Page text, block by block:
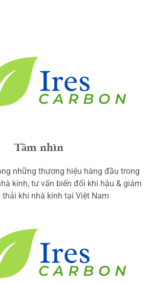
Tầm nhìn
những thương hiệu hàng đầu trong
kính, tư vấn biến đổi khí hậu & giảm
thải khí nhà kính tại Việt Nam